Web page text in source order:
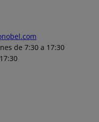
de 7:30 a 17:30